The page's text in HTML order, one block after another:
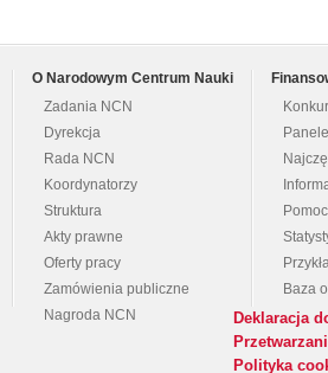
O Narodowym Centrum Nauki
Zadania NCN
Dyrekcja
Rada NCN
Koordynatorzy
Struktura
Akty prawne
Oferty pracy
Zamówienia publiczne
Nagroda NCN
Baza
Deklaracja
Polityka